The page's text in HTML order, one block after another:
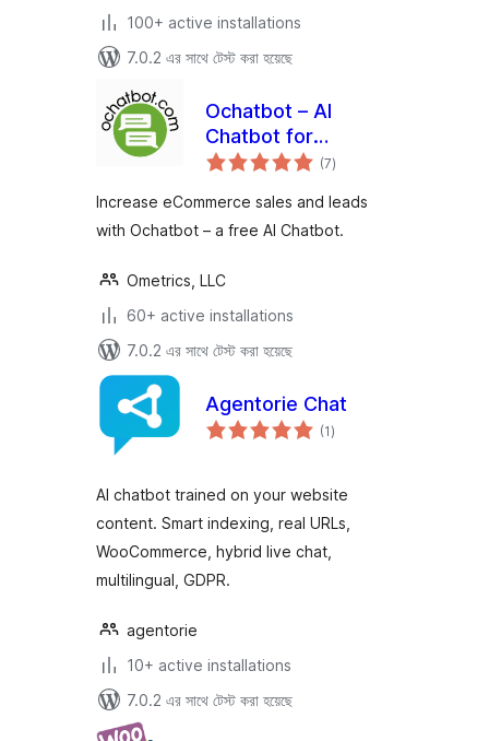
100+ active installations
7.0.2 এর সাথে টেস্ট করা হয়েছে
Ochatbot – AI
Chatbot for
eCommerce &
(7total
ratings
)
Increase eCommerce sales and leads
with Ochatbot – a free AI Chatbot.
Ometrics, LLC
60+ active installations
7.0.2 এর সাথে টেস্ট করা হয়েছে
Agentorie Chat
(1total
ratings
)
AI chatbot trained on your website
content. Smart indexing, real URLs,
WooCommerce, hybrid live chat,
multilingual, GDPR.
agentorie
10+ active installations
7.0.2 এর সাথে টেস্ট করা হয়েছে